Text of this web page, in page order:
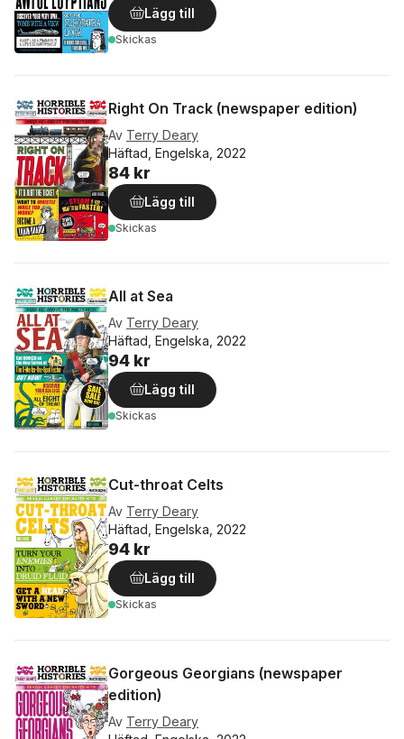
Lägg till
Skickas
Right On Track (newspaper edition)
Av Terry Deary
Häftad, Engelska, 2022
84 kr
Lägg till
Skickas
All at Sea
Av Terry Deary
Häftad, Engelska, 2022
94 kr
Lägg till
Skickas
Cut-throat Celts
Av Terry Deary
Häftad, Engelska, 2022
94 kr
Lägg till
Skickas
Gorgeous Georgians (newspaper
edition)
Av Terry Deary